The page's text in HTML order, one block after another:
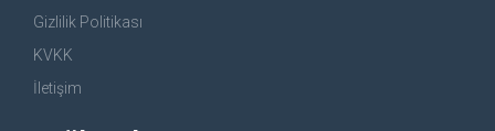
Gizlilik Politikası
KVKK
İletişim